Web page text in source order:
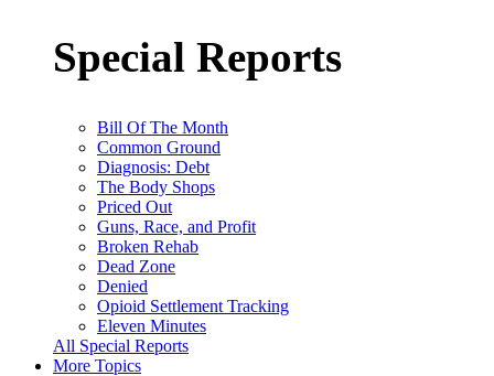
Special Reports
Bill Of The Month
Common Ground
Diagnosis: Debt
The Body Shops
Priced Out
Guns, Race, and Profit
Broken Rehab
Dead Zone
Denied
Opioid Settlement Tracking
Eleven Minutes
All Special Reports
More Topics